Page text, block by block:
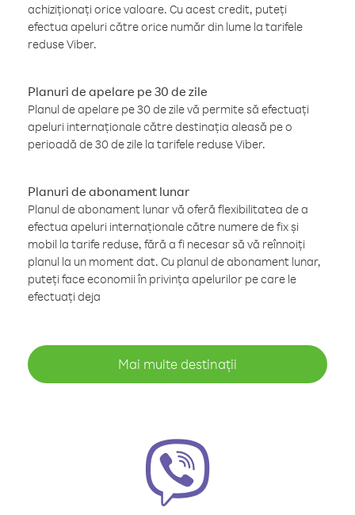
achiziționați orice valoare. Cu acest credit, puteți
efectua apeluri către orice număr din lume la tarifele
reduse Viber.
Planuri de apelare pe 30 de zile
Planul de apelare pe 30 de zile vă permite să efectuați
apeluri internaționale către destinația aleasă pe o
perioadă de 30 de zile la tarifele reduse Viber.
Planuri de abonament lunar
Planul de abonament lunar vă oferă flexibilitatea de a
efectua apeluri internaționale către numere de fix și
mobil la tarife reduse, fără a fi necesar să vă reînnoiți
planul la un moment dat. Cu planul de abonament lunar,
puteți face economii în privința apelurilor pe care le
efectuați deja
Mai multe destinații